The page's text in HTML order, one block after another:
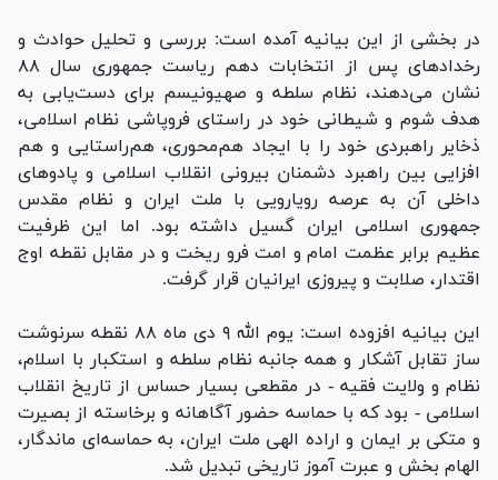
در بخشی از این بیانیه آمده است: بررسی و تحلیل حوادث و
رخداد‌های پس از انتخابات دهم ریاست جمهوری سال ۸۸
نشان می‌دهند، نظام سلطه و صهیونیسم برای دست‌یابی به
هدف شوم و شیطانی خود در راستای فروپاشی نظام اسلامی،
ذخایر راهبردی خود را با ایجاد هم‌محوری، هم‌راستایی و هم
افزایی بین راهبرد دشمنان بیرونی انقلاب اسلامی و پادو‌های
داخلی آن به عرصه رویارویی با ملت ایران و نظام مقدس
جمهوری اسلامی ایران گسیل داشته بود. اما این ظرفیت
عظیم برابر عظمت امام و امت فرو ریخت و در مقابل نقطه اوج
اقتدار، صلابت و پیروزی ایرانیان قرار گرفت.
این بیانیه افزوده است: یوم الله ۹ دی ماه ۸۸ نقطه سرنوشت
ساز تقابل آشکار و همه جانبه نظام سلطه و استکبار با اسلام،
نظام و ولایت فقیه - در مقطعی بسیار حساس از تاریخ انقلاب
اسلامی - بود که با حماسه حضور آگاهانه و برخاسته از بصیرت
و متکی بر ایمان و اراده الهی ملت ایران، به حماسه‌ای ماندگار،
الهام بخش و عبرت آموز تاریخی تبدیل شد.